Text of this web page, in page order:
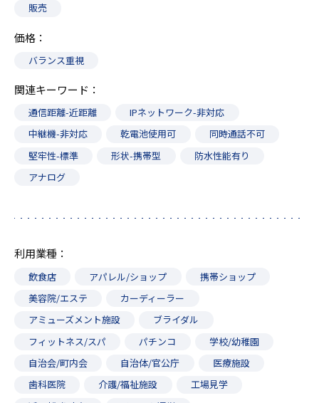
販売
価格
バランス重視
関連キーワード
通信距離-近距離
IPネットワーク-非対応
中継機-非対応
乾電池使用可
同時通話不可
堅牢性-標準
形状-携帯型
防水性能有り
アナログ
利用業種
飲食店 アパレル/ショップ
携帯ショップ
美容院/エステ
カーディーラー
アミューズメント施設
ブライダル
フィットネス/スパ
パチンコ
学校/幼稚園
自治会/町内会
自治体/官公庁
医療施設
歯科医院
介護/福祉施設
工場見学